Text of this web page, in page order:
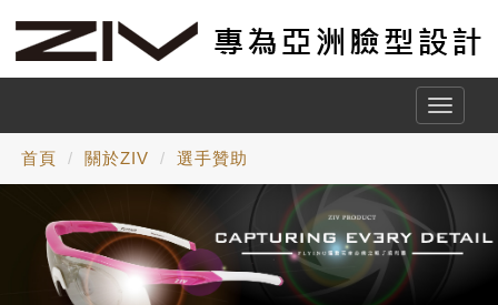
Toggle
首頁 關於ZIV 選手贊助